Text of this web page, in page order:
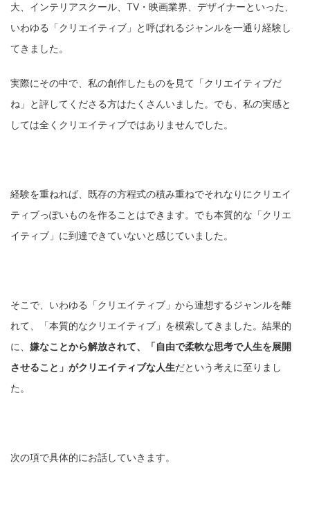
大、インテリアスクール、TV・映画業界、デザイナーといった、
いわゆる「クリエイティブ」と呼ばれるジャンルを一通り経験し
てきました。
実際にその中で、私の創作したものを見て「クリエイティブだ
ね」と評してくださる方はたくさんいました。でも、私の実感と
しては全くクリエイティブではありませんでした。
経験を重ねれば、既存の方程式の積み重ねでそれなりにクリエイ
ティブっぽいものを作ることはできます。でも本質的な「クリエ
イティブ」に到達できていないと感じていました。
そこで、いわゆる「クリエイティブ」から連想するジャンルを離
れて、「本質的なクリエイティブ」を模索してきました。結果的
に、 嫌なことから解放されて、「自由で柔軟な思考で人生を展開
させること」がクリエイティブな人生だという考えに至りまし
た。
次の項で具体的にお話していきます。